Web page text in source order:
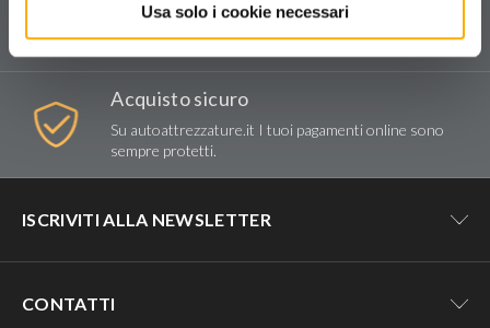
Usa solo i cookie necessari
Spedizioni e reso
Consegna tramite corriere espresso.
Acquisto sicuro
Su autoattrezzature.it I tuoi pagamenti online sono
sempre protetti.
CONTATTI
ISCRIVITI ALLA NEWSLETTER
Resta aggiornato su tutte le novità e